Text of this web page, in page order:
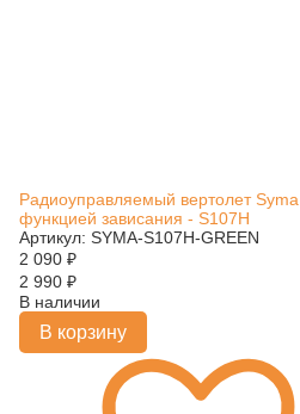
Радиоуправляемый вертолет
функцией зависания - S107H
Артикул: SYMA-S107H-GREEN
2 090 ₽
2 990 ₽
В наличии
В корзину